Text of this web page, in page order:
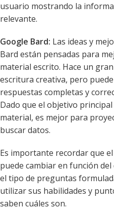
usuario mostrando la
relevante.
Google Bard: Las ideas y
Bard están pensadas para
material escrito. Hace un
escritura creativa, pero
respuestas completas y
Dado que el objetivo
material, es mejor para
buscar datos.
Es importante recordar que
puede cambiar en función
el tipo de preguntas
utilizar sus habilidades y
saben cuáles son.